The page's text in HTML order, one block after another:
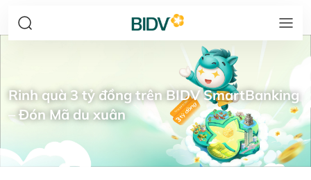
Rinh quà 3 tỷ đồng trên BIDV SmartBanking
– Đón Mã du xuân